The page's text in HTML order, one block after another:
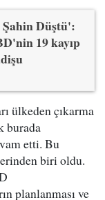
Düştü':
19 kayıp
ülkeden çıkarma
burada
etti. Bu
biri oldu.
planlanması ve